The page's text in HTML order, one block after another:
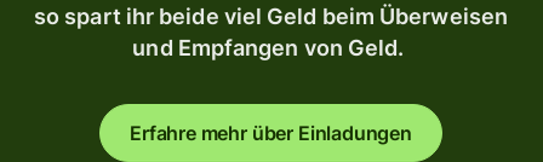
so spart ihr beide viel Geld beim Überweisen
und Empfangen von Geld.
Erfahre mehr über Einladungen